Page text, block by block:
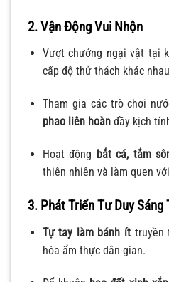
2. Vận Động Vui Nhộn
Vượt chướng ngại vật tại
cấp độ thử thách khác
Tham gia các trò chơi
phao liên hoànđầy kịch
Hoạt động bắt cá, tắm
thiên nhiên và làm quen
3. Phát Triển Tư Duy Sáng
Tự tay làm bánh ít truyền
hóa ẩm thực dân gian.